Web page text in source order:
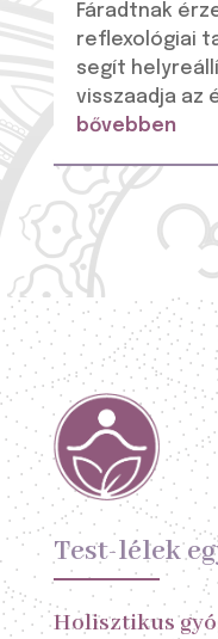
Fáradtnak
reflexológiai
segít
visszaadja az
bővebben
Test-lélek
Holisztikus